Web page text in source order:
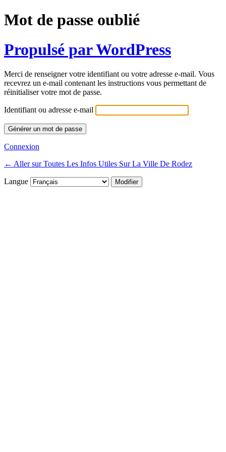
Mot de passe oublié
Propulsé par WordPress
Merci de renseigner votre identifiant ou votre adresse e-mail. Vous
recevrez un e-mail contenant les instructions vous permettant de
réinitialiser votre mot de passe.
Identifiant ou adresse e-mail
Connexion
← Aller sur Toutes Les Infos Utiles Sur La Ville De Rodez
Langue